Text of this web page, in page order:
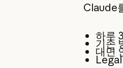
Claude
하루
기존
대면